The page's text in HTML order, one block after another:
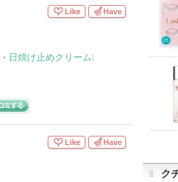
・ 日焼け止めクリーム]
Like Have
Like Have
ク